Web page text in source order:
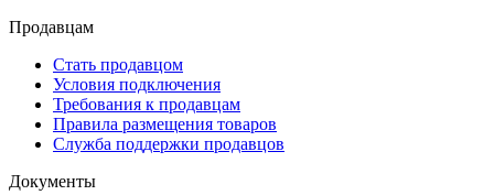
Продавцам
Стать продавцом
Условия подключения
Требования к продавцам
Правила размещения товаров
Служба поддержки продавцов
Документы